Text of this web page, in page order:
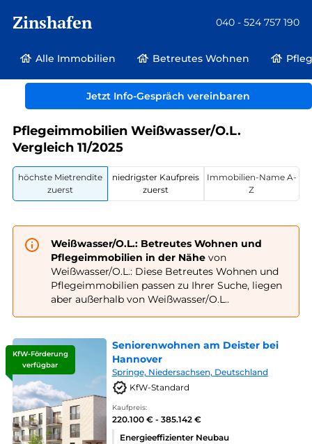
Zinshafen 040 - 524 757 190
Alle Immobilien Betreutes Wohnen
Jetzt Info-Gespräch vereinbaren
Betreutes Wohnen und Pflegeimmobilien Deutschland
Pflegeimmobilien Weißwasser/O.L.
Vergleich 11/2025
höchste Mietrendite
zuerst
niedrigster Kaufpreis
zuerst
Immobilien-Name A-
Z
Weißwasser/O.L.: Betreutes Wohnen und
Pflegeimmobilien in der Nähevon
Weißwasser/O.L.: Diese Betreutes Wohnen und
Pflegeimmobilien passen zu Ihrer Suche, liegen
aber außerhalb von Weißwasser/O.L..
KfW-Förderung
verfügbar
Seniorenwohnen am Deister bei
Hannover
Springe, Niedersachsen, Deutschland
KfW-Standard
Kaufpreis:
220.100 € - 385.142 €
Energieeffizienter Neubau